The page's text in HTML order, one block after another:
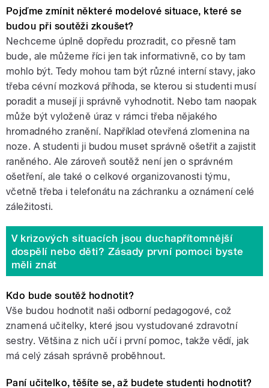
Pojďme zmínit některé modelové situace, které se
budou při soutěži zkoušet?
Nechceme úplně dopředu prozradit, co přesně tam
bude, ale můžeme říci jen tak informativně, co by tam
mohlo být. Tedy mohou tam být různé interní stavy, jako
třeba cévní mozková příhoda, se kterou si studenti musí
poradit a musejí ji správně vyhodnotit. Nebo tam naopak
může být vyloženě úraz v rámci třeba nějakého
hromadného zranění. Například otevřená zlomenina na
noze. A studenti ji budou muset správně ošetřit a zajistit
raněného. Ale zároveň soutěž není jen o správném
ošetření, ale také o celkové organizovanosti týmu,
včetně třeba i telefonátu na záchranku a oznámení celé
záležitosti.
V krizových situacích jsou duchapřítomnější
dospělí nebo děti? Zásady první pomoci byste
měli znát
Kdo bude soutěž hodnotit?
Vše budou hodnotit naši odborní pedagogové, což
znamená učitelky, které jsou vystudované zdravotní
sestry. Většina z nich učí i první pomoc, takže vědí, jak
má celý zásah správně proběhnout.
Paní učitelko, těšíte se, až budete studenti hodnotit?